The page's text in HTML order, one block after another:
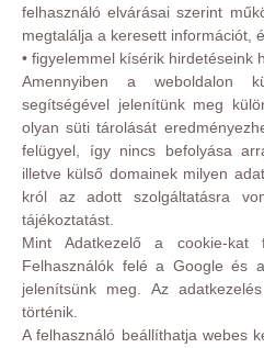
felhasználó elvárásai szerint
megtalálja a keresett információt,
• figyelemmel kísérik hirdetéseink
Amennyiben a weboldalon
segítségével jelenítünk meg
olyan süti tárolását
felügyel, így nincs befolyása
illetve külső domainek milyen
król az adott szolgáltatásra
tájékoztatást.
Mint Adatkezelő a cookie-kat
Felhasználók felé a Google és
jelenítsünk meg. Az
történik.
A felhasználó beállíthatja webes